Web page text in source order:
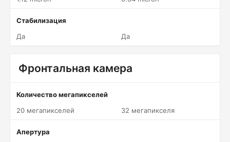
Стабилизация
Да
Да
Фронтальная камера
Количество мегапикселей
20 мегапикселей
32 мегапикселя
Апертура